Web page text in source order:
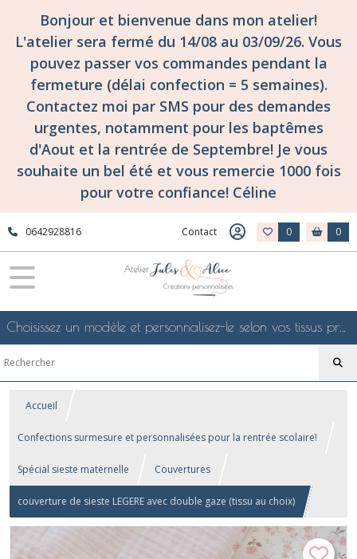
Bonjour et bienvenue dans mon atelier!
L'atelier sera fermé du 14/08 au 03/09/26. Vous
pouvez passer vos commandes pendant la
fermeture (délai confection = 5 semaines).
Contactez moi par SMS pour des demandes
urgentes, notamment pour les baptêmes
d'Aout et la rentrée de Septembre! Je vous
souhaite un bel été et vous remercie 1000 fois
pour votre confiance! Céline
0642928816 Contact 0 0
Choisissez un modèle et personnalisez-le selon vos tissus préférés de mes collections en ligne, je le confectionnerai selon vos souhaits
Accueil
Confections surmesure et personnalisées pour la rentrée scolaire!
Spécial sieste maternelle Couvertures
couverture de sieste LEGERE avec double gaze (tissu au choix)